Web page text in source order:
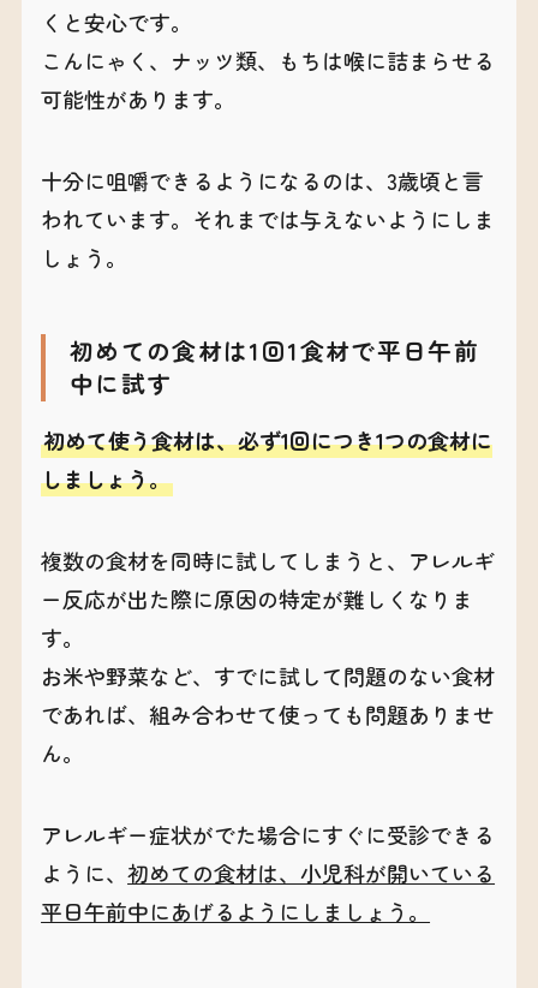
くと安心です。
こんにゃく、ナッツ類、もちは喉に詰まらせる
可能性があります。
十分に咀嚼できるようになるのは、3歳頃と言
われています。それまでは与えないようにしま
しょう。
初めての食材は1回1食材で平日午前
中に試す
初めて使う食材は、必ず1回につき1つの食材に
しましょう。
複数の食材を同時に試してしまうと、アレルギ
ー反応が出た際に原因の特定が難しくなりま
す。
お米や野菜など、すでに試して問題のない食材
であれば、組み合わせて使っても問題ありませ
ん。
アレルギー症状がでた場合にすぐに受診できる
ように、初めての食材は、小児科が開いている
平日午前中にあげるようにしましょう。